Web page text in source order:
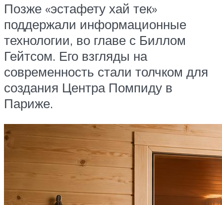
Позже «эстафету хай тек»
поддержали информационные
технологии, во главе с Биллом
Гейтсом. Его взгляды на
современность стали толчком для
создания Центра Помпиду в
Париже.